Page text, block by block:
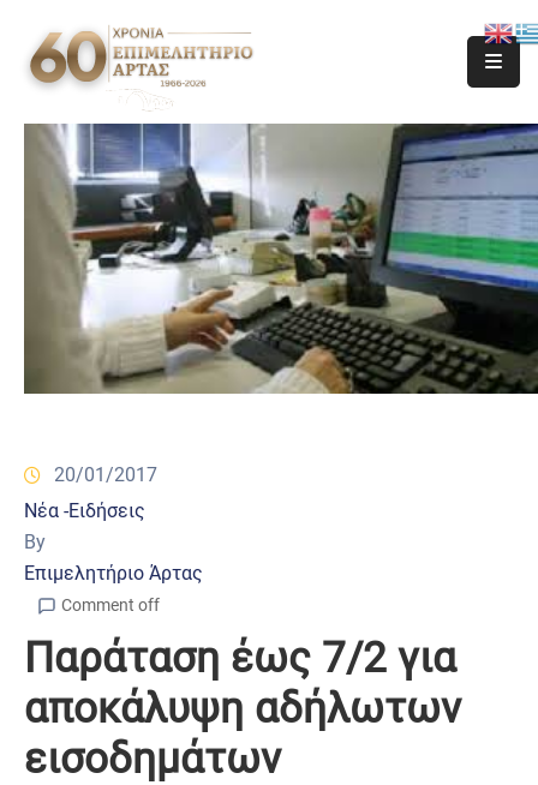
20/01/2017
Νέα -Ειδήσεις
By
Επιμελητήριο Άρτας
Comment off
Παράταση έως 7/2 για
αποκάλυψη αδήλωτων
εισοδημάτων